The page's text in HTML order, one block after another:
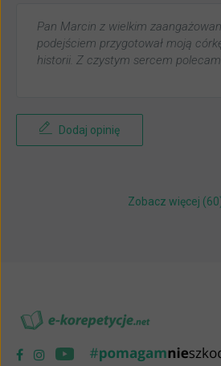
Pan Marcin z wielkim
podejściem przygotował moją
historii. Z czystym sercem
Dodaj opinię
Zobacz więcej